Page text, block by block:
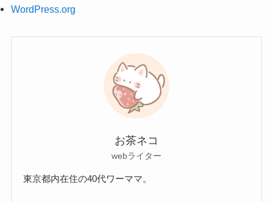
WordPress.org
お茶ネコ
webライター
東京都内在住の40代ワーママ。